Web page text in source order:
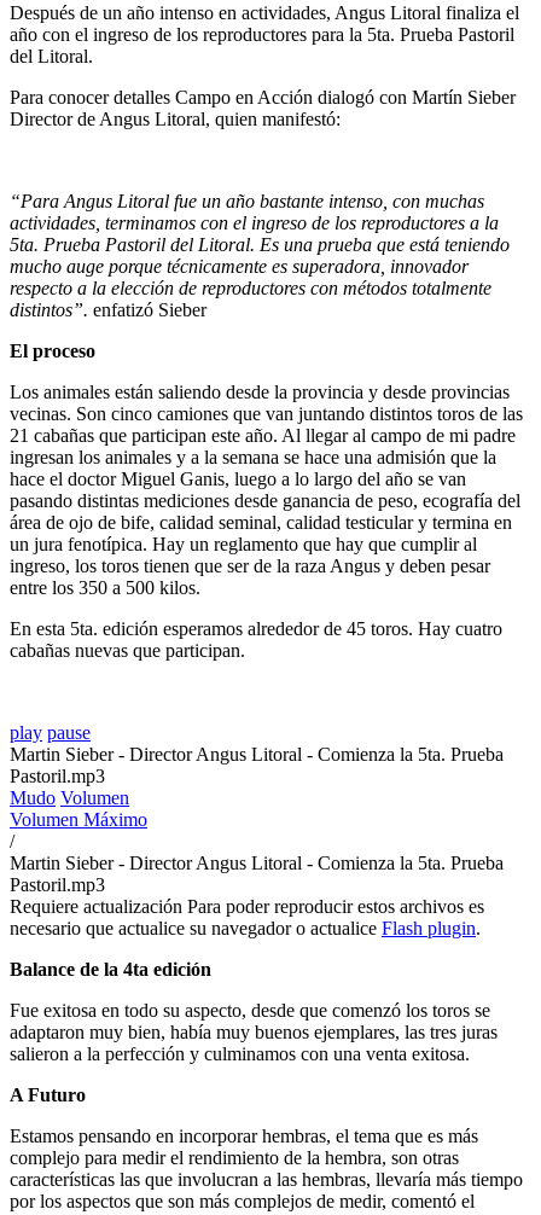
Después de un año intenso en actividades, Angus Litoral finaliza el
año con el ingreso de los reproductores para la 5ta. Prueba Pastoril
del Litoral.
Para conocer detalles Campo en Acción dialogó con Martín Sieber
Director de Angus Litoral, quien manifestó:
“Para Angus Litoral fue un año bastante intenso, con muchas
actividades, terminamos con el ingreso de los reproductores a la
5ta. Prueba Pastoril del Litoral. Es una prueba que está teniendo
mucho auge porque técnicamente es superadora, innovador
respecto a la elección de reproductores con métodos totalmente
distintos”. enfatizó Sieber
El proceso
Los animales están saliendo desde la provincia y desde provincias
vecinas. Son cinco camiones que van juntando distintos toros de las
21 cabañas que participan este año. Al llegar al campo de mi padre
ingresan los animales y a la semana se hace una admisión que la
hace el doctor Miguel Ganis, luego a lo largo del año se van
pasando distintas mediciones desde ganancia de peso, ecografía del
área de ojo de bife, calidad seminal, calidad testicular y termina en
un jura fenotípica. Hay un reglamento que hay que cumplir al
ingreso, los toros tienen que ser de la raza Angus y deben pesar
entre los 350 a 500 kilos.
En esta 5ta. edición esperamos alrededor de 45 toros. Hay cuatro
cabañas nuevas que participan.
play pause
Martin Sieber - Director Angus Litoral - Comienza la 5ta. Prueba
Pastoril.mp3
Mudo Volumen
Volumen Máximo
/
Martin Sieber - Director Angus Litoral - Comienza la 5ta. Prueba
Pastoril.mp3
Requiere actualización Para poder reproducir estos archivos es
necesario que actualice su navegador o actualice Flash plugin.
Balance de la 4ta edición
Fue exitosa en todo su aspecto, desde que comenzó los toros se
adaptaron muy bien, había muy buenos ejemplares, las tres juras
salieron a la perfección y culminamos con una venta exitosa.
A Futuro
Estamos pensando en incorporar hembras, el tema que es más
complejo para medir el rendimiento de la hembra, son otras
características las que involucran a las hembras, llevaría más tiempo
por los aspectos que son más complejos de medir, comentó el